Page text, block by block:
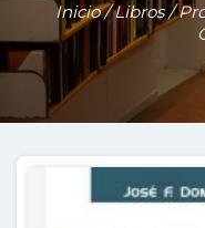
Inicio/Libros/